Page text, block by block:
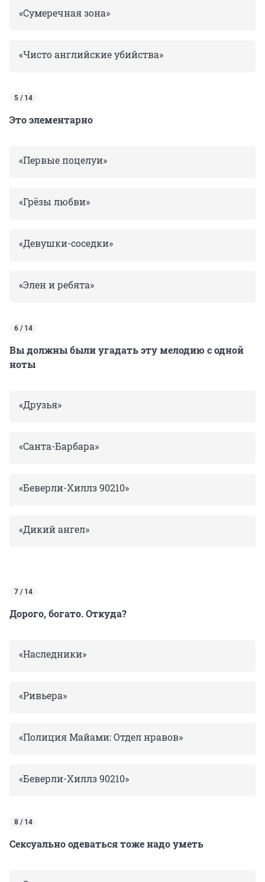
«Сумеречная зона»
«Чисто английские убийства»
5 / 14
Это элементарно
«Первые поцелуи»
«Грёзы любви»
«Девушки-соседки»
«Элен и ребята»
6 / 14
Вы должны были угадать эту мелодию с одной
ноты
«Друзья»
«Санта-Барбара»
«Беверли-Хиллз 90210»
«Дикий ангел»
7 / 14
Дорого, богато. Откуда?
«Наследники»
«Ривьера»
«Полиция Майами: Отдел нравов»
«Беверли-Хиллз 90210»
8 / 14
Сексуально одеваться тоже надо уметь